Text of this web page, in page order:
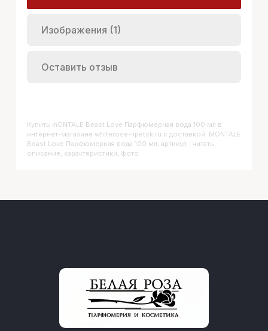
Изображения (1)
Оставить отзыв
Купить MONTALE Beast Love Парфюмерная вода 100 мл в
интернет-магазине whiterose-lipetsk.ru с доставкой. MONTALE
Beast Love Парфюмерная вода 100 мл, артикул : читать
описание, характеристики, фото